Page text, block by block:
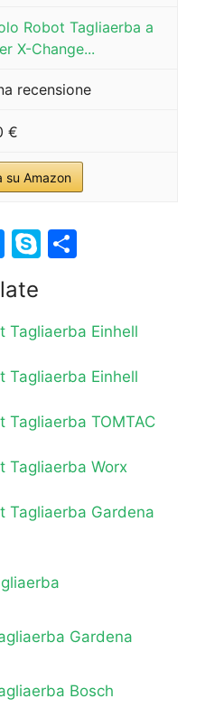
Robot Tagliaerba a
X-Change...
recensione
€
su Amazon
M
e
s
s
n
g
S
p e
Tagliaerba Einhell
Tagliaerba Einhell
Tagliaerba TOMTAC
Tagliaerba Worx
Tagliaerba Gardena
Gardena
Bosch